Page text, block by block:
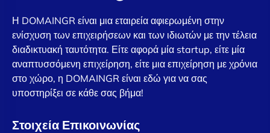
Η DOMAINGR είναι μια εταιρεία αφιερωμένη στην
ενίσχυση των επιχειρήσεων και των ιδιωτών με την τέλεια
διαδικτυακή ταυτότητα. Είτε αφορά μία startup, είτε μία
αναπτυσσόμενη επιχείρηση, είτε μια επιχείρηση με χρόνια
στο χώρο, η DOMAINGR είναι εδώ για να σας
υποστηρίξει σε κάθε σας βήμα!
Στοιχεία Επικοινωνίας